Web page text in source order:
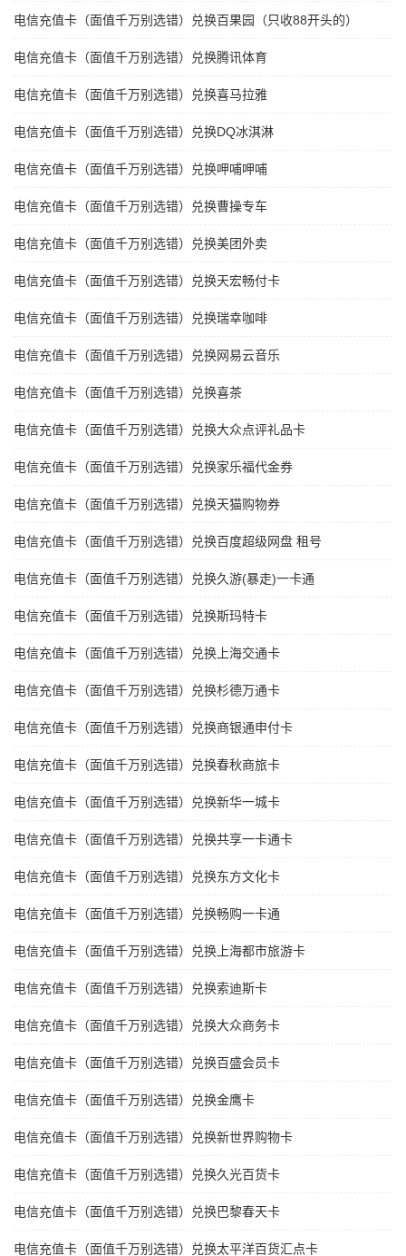
电信充值卡（面值千万别选错）兑换百果园（只收88开头的）
电信充值卡（面值千万别选错）兑换腾讯体育
电信充值卡（面值千万别选错）兑换喜马拉雅
电信充值卡（面值千万别选错）兑换DQ冰淇淋
电信充值卡（面值千万别选错）兑换呷哺呷哺
电信充值卡（面值千万别选错）兑换曹操专车
电信充值卡（面值千万别选错）兑换美团外卖
电信充值卡（面值千万别选错）兑换天宏畅付卡
电信充值卡（面值千万别选错）兑换瑞幸咖啡
电信充值卡（面值千万别选错）兑换网易云音乐
电信充值卡（面值千万别选错）兑换喜茶
电信充值卡（面值千万别选错）兑换大众点评礼品卡
电信充值卡（面值千万别选错）兑换家乐福代金券
电信充值卡（面值千万别选错）兑换天猫购物券
电信充值卡（面值千万别选错）兑换百度超级网盘 租号
电信充值卡（面值千万别选错）兑换久游(暴走)一卡通
电信充值卡（面值千万别选错）兑换斯玛特卡
电信充值卡（面值千万别选错）兑换上海交通卡
电信充值卡（面值千万别选错）兑换杉德万通卡
电信充值卡（面值千万别选错）兑换商银通申付卡
电信充值卡（面值千万别选错）兑换春秋商旅卡
电信充值卡（面值千万别选错）兑换新华一城卡
电信充值卡（面值千万别选错）兑换共享一卡通卡
电信充值卡（面值千万别选错）兑换东方文化卡
电信充值卡（面值千万别选错）兑换畅购一卡通
电信充值卡（面值千万别选错）兑换上海都市旅游卡
电信充值卡（面值千万别选错）兑换索迪斯卡
电信充值卡（面值千万别选错）兑换大众商务卡
电信充值卡（面值千万别选错）兑换百盛会员卡
电信充值卡（面值千万别选错）兑换金鹰卡
电信充值卡（面值千万别选错）兑换新世界购物卡
电信充值卡（面值千万别选错）兑换久光百货卡
电信充值卡（面值千万别选错）兑换巴黎春天卡
电信充值卡（面值千万别选错）兑换太平洋百货汇点卡